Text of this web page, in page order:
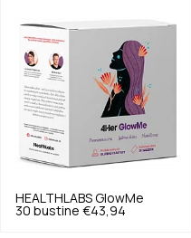
HEALTHLABS GlowMe
30 bustine €43,94